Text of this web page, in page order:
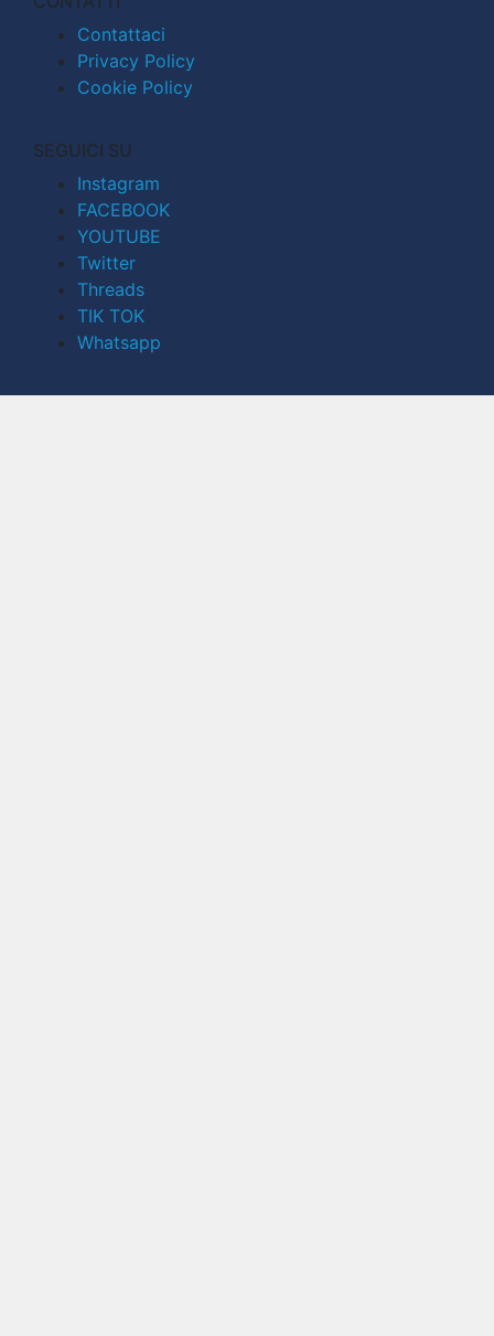
Contattaci
Privacy Policy
Cookie Policy
SEGUICI SU
Instagram
FACEBOOK
YOUTUBE
Twitter
Threads
TIK TOK
Whatsapp